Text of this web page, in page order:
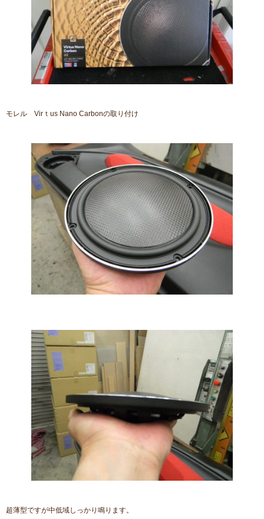
モレル Virｔus Nano Carbonの取り付け
超薄型ですが中低域しっかり鳴ります。